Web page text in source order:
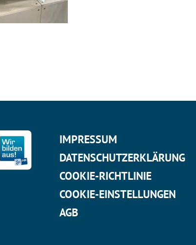
IMPRESSUM
DATENSCHUTZERKLÄRUNG
COOKIE-RICHTLINIE
COOKIE-EINSTELLUNGEN
AGB